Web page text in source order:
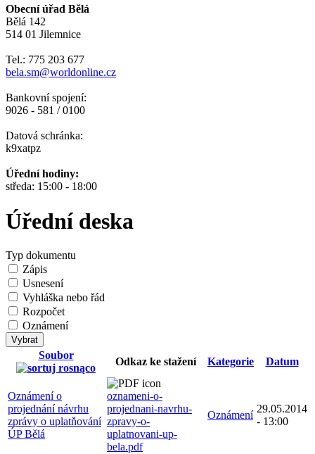
Obecní úřad Bělá
Bělá 142
514 01 Jilemnice
Tel.: 775 203 677
bela.sm@worldonline.cz
Bankovní spojení:
9026 - 581 / 0100
Datová schránka:
k9xatpz
Úřední hodiny:
středa: 15:00 - 18:00
Úřední deska
Typ dokumentu
Zápis
Usnesení
Vyhláška nebo řád
Rozpočet
Oznámení
Soubor
Odkaz ke stažení Kategorie Datum
Oznámení o
projednání návrhu
zprávy o uplatňování
ÚP Bělá
oznameni-o-
projednani-navrhu-
zpravy-o-
uplatnovani-up-
bela.pdf
Oznámení
29.05.2014
- 13:00